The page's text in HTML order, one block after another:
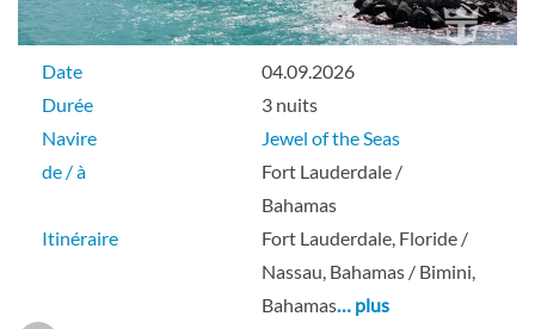
Cabine spacieuse avec balcon Sunset-
Date
04.09.2026
Durée
3 nuits
Navire
Jewel of the Seas
de / à
Fort Lauderdale /
Bahamas
Itinéraire
Fort Lauderdale, Floride /
Nassau, Bahamas / Bimini,
Bahamas… plus